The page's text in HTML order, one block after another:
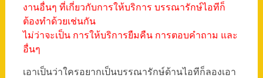
งานอื่นๆ ที่เกี่ยวกับการให้บริการ บรรณารักษ์ไอทีก็
ต้องทำด้วยเช่นกัน
ไม่ว่าจะเป็น การให้บริการยืมคืน การตอบคำถาม และ
อื่นๆ
เอาเป็นว่าใครอยากเป็นบรรณารักษ์ด้านไอทีก็ลองเอา